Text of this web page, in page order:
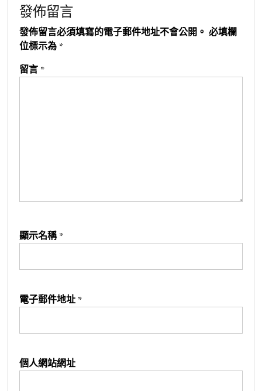
發佈留言
發佈留言必須填寫的電子郵件地址不會公開。 必填欄
位標示為 *
留言 *
顯示名稱 *
電子郵件地址 *
個人網站網址